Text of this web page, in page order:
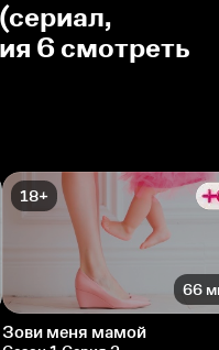
6 смотреть
18+
66
Зови меня мамой